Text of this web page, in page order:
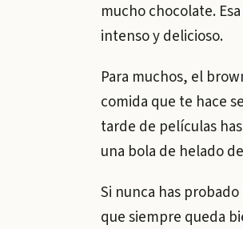
mucho chocolate.
intenso y delicioso.
Para muchos, el
comida que te hace
tarde de películas
una bola de helado
Si nunca has
que siempre queda